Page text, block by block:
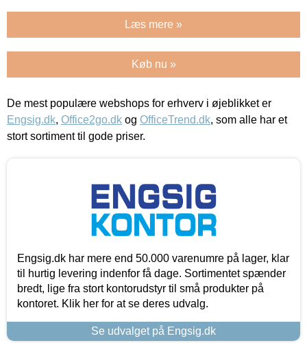
Læs mere »
Køb nu »
De mest populære webshops for erhverv i øjeblikket er
Engsig.dk, Office2go.dk og OfficeTrend.dk, som alle har et
stort sortiment til gode priser.
Engsig.dk har mere end 50.000 varenumre på lager, klar
til hurtig levering indenfor få dage. Sortimentet spænder
bredt, lige fra stort kontorudstyr til små produkter på
kontoret. Klik her for at se deres udvalg.
Se udvalget på Engsig.dk